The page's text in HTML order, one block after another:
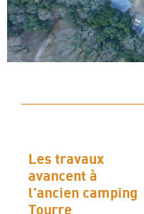
Les travaux
avancent à
l’ancien camping
Tourre